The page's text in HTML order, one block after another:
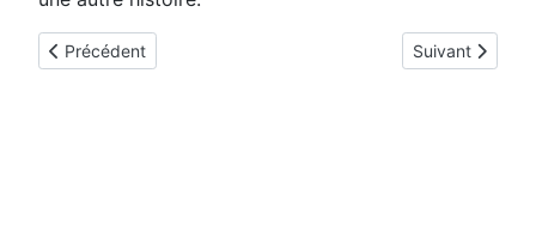
Article précédent : ESPEasy : Température et Humidité avec
Précédent Article suivant
Suivant